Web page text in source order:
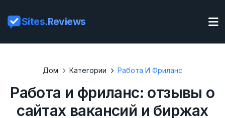
Sites.Reviews
Дом Категории Работа И Фриланс
Работа и фриланс: отзывы о
сайтах вакансий и биржах